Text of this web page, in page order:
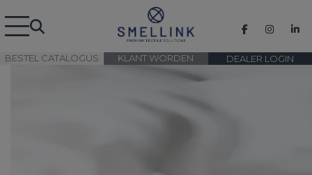
BESTEL CATALOGUS DEALER LOGIN
KLANT WORDEN